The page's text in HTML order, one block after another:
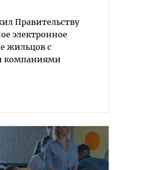
Правительству
электронное
жильцов с
компаниями